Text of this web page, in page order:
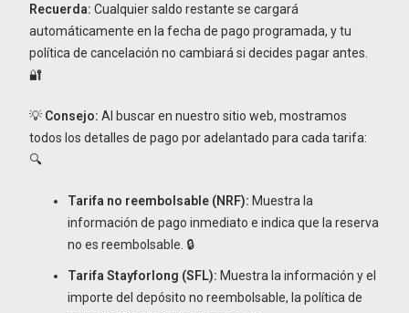
Recuerda: Cualquier saldo restante se cargará
automáticamente en la fecha de pago programada, y tu
política de cancelación no cambiará si decides pagar antes.
🔐
💡 Consejo: Al buscar en nuestro sitio web, mostramos
todos los detalles de pago por adelantado para cada tarifa:
🔍
Tarifa no reembolsable (NRF): Muestra la
información de pago inmediato e indica que la reserva
no es reembolsable. 🔒
Tarifa Stayforlong (SFL): Muestra la información y el
importe del depósito no reembolsable, la política de